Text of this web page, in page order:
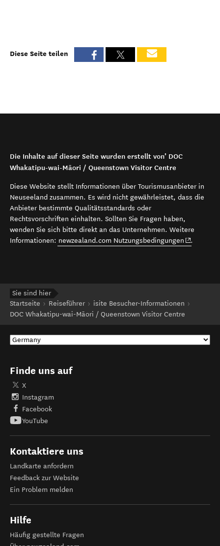
Diese Seite teilen
Die Inhalte auf dieser Seite wurden erstellt von’ DOC
Whakatipu-wai-Māori / Queenstown Visitor Centre
Diese Website stellt Informationen über Tourismusanbieter in
Neuseeland zusammen. Es wird nicht gewährleistet, dass die
Anbieter bestimmte Qualitätsstandards oder
Rechtsvorschriften einhalten. Sollten Sie Fragen haben,
wenden Sie sich bitte direkt an das Unternehmen. Weitere
Informationen: newzealand.com Nutzungsbedingungen (opens in
.
Sie sind hier
Startseite
Reiseführer
isite Besucher-Informationen
DOC Whakatipu-wai-Māori / Queenstown Visitor Centre
Finde uns auf
X
Instagram
Facebook
YouTube
Kontaktiere uns
Landkarte anfordern
Feedback zur Website
Ein Problem melden
Hilfe
Häufig gestellte Fragen